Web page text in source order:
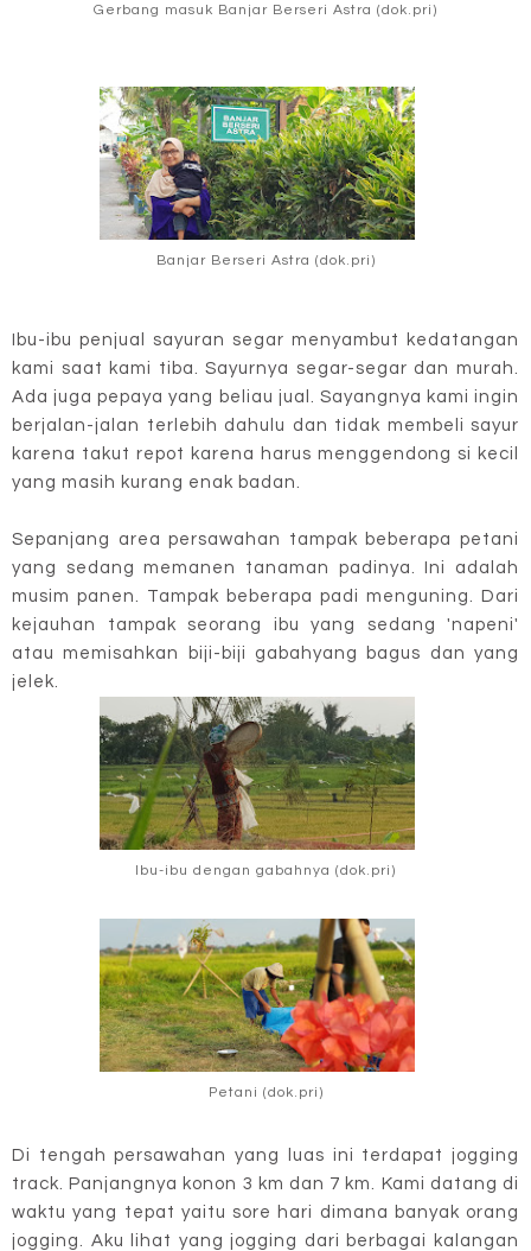
Gerbang masuk Banjar Berseri Astra (dok.pri)
Banjar Berseri Astra (dok.pri)
Ibu-ibu penjual sayuran segar menyambut kedatangan
kami saat kami tiba. Sayurnya segar-segar dan murah.
Ada juga pepaya yang beliau jual. Sayangnya kami ingin
berjalan-jalan terlebih dahulu dan tidak membeli sayur
karena takut repot karena harus menggendong si kecil
yang masih kurang enak badan.
Sepanjang area persawahan tampak beberapa petani
yang sedang memanen tanaman padinya. Ini adalah
musim panen. Tampak beberapa padi menguning. Dari
kejauhan tampak seorang ibu yang sedang 'napeni'
atau memisahkan biji-biji gabahyang bagus dan yang
jelek.
Ibu-ibu dengan gabahnya (dok.pri)
Petani (dok.pri)
Di tengah persawahan yang luas ini terdapat jogging
track. Panjangnya konon 3 km dan 7 km. Kami datang di
waktu yang tepat yaitu sore hari dimana banyak orang
jogging. Aku lihat yang jogging dari berbagai kalangan